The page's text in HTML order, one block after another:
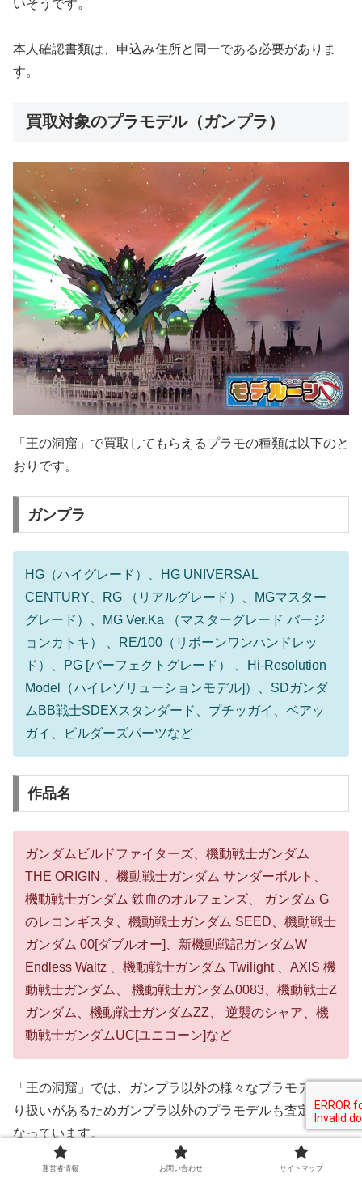
いそうです。
本人確認書類は、申込み住所と同一である必要がありま
す。
買取対象のプラモデル（ガンプラ）
「王の洞窟」で買取してもらえるプラモの種類は以下のと
おりです。
ガンプラ
HG（ハイグレード）、HG UNIVERSAL
CENTURY、RG （リアルグレード）、MGマスター
グレード）、MG Ver.Ka （マスターグレード バージ
ョンカトキ） 、RE/100（リボーンワンハンドレッ
ド）、PG [パーフェクトグレード） 、Hi-Resolution
Model（ハイレゾリューションモデル]）、SDガンダ
ムBB戦士SDEXスタンダード、プチッガイ、ベアッ
ガイ、ビルダーズパーツなど
作品名
ガンダムビルドファイターズ、機動戦士ガンダム
THE ORIGIN 、機動戦士ガンダム サンダーボルト、
機動戦士ガンダム 鉄血のオルフェンズ、 ガンダム G
のレコンギスタ、機動戦士ガンダム SEED、機動戦士
ガンダム 00[ダブルオー]、新機動戦記ガンダムW
Endless Waltz 、機動戦士ガンダム Twilight 、AXIS 機
動戦士ガンダム、 機動戦士ガンダム0083、機動戦士Z
ガンダム、機動戦士ガンダムZZ、 逆襲のシャア、機
動戦士ガンダムUC[ユニコーン]など
「王の洞窟」では、ガンプラ以外の様々なプラモデルを取
り扱いがあるためガンプラ以外のプラモデルも査定対象と
なっています。
運営者情報 お問い合わせ サイトマップ